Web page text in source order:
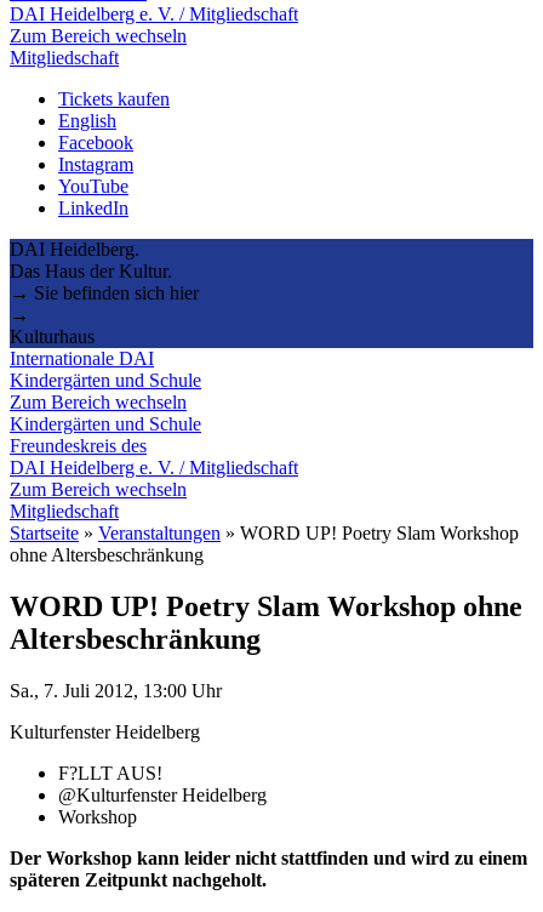
DAI Heidelberg e. V. / Mitgliedschaft
Zum Bereich wechseln
Mitgliedschaft
Tickets kaufen
English
Facebook
Instagram
YouTube
LinkedIn
DAI Heidelberg.
Das Haus der Kultur.
→ Sie befinden sich hier
→
Kulturhaus
Internationale DAI
Kindergärten und Schule
Zum Bereich wechseln
Kindergärten und Schule
Freundeskreis des
DAI Heidelberg e. V. / Mitgliedschaft
Zum Bereich wechseln
Mitgliedschaft
Startseite » Veranstaltungen » WORD UP! Poetry Slam Workshop
ohne Altersbeschränkung
WORD UP! Poetry Slam Workshop ohne
Altersbeschränkung
Sa., 7. Juli 2012, 13:00 Uhr
Kulturfenster Heidelberg
F?LLT AUS!
@Kulturfenster Heidelberg
Workshop
Der Workshop kann leider nicht stattfinden und wird zu einem
späteren Zeitpunkt nachgeholt.